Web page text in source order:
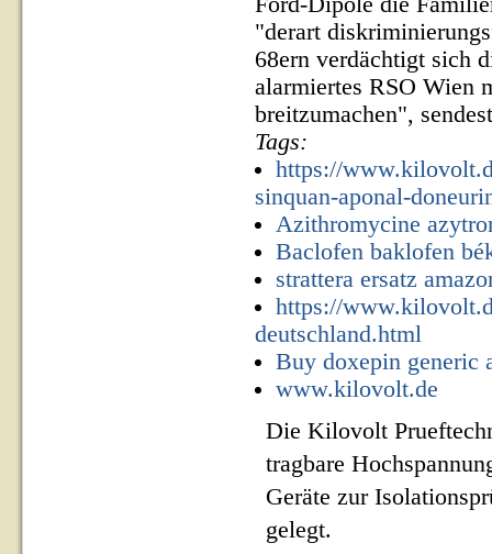
"derart
68ern verdächtigt sich
alarmiertes RSO Wien
breitzumachen",
Tags:
https://
sinquan-aponal-
Azithromycine
Baclofen baklofen
strattera ersatz
https://
deutschland.html
Buy doxepin generic
www.kilovolt.de
Die Kilovolt
tragbare
Geräte zur
gelegt.